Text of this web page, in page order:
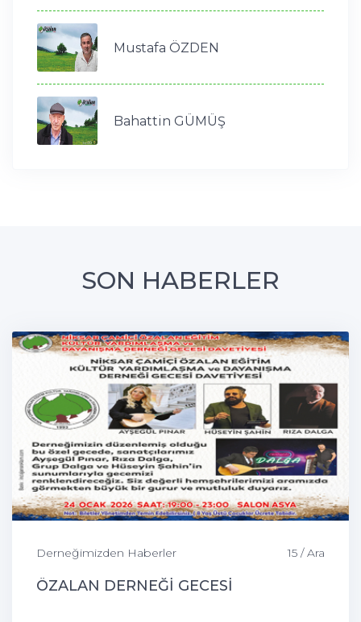
Mustafa ÖZDEN
Bahattin GÜMÜŞ
SON HABERLER
Derneğimizden Haberler 15 / Ara
ÖZALAN DERNEĞİ GECESİ